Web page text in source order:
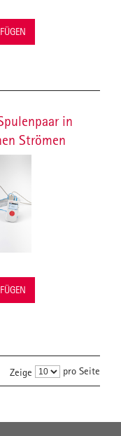
in
Strömen
Zeige pro Seite